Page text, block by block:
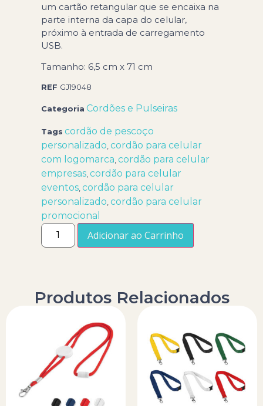
um cartão retangular que se encaixa na
parte interna da capa do celular,
próximo à entrada de carregamento
USB.
Tamanho: 6,5 cm x 71 cm
REF GJ19048
Categoria Cordões e Pulseiras
Tags cordão de pescoço
personalizado,cordão para celular
com logomarca,cordão para celular
empresas,cordão para celular
eventos,cordão para celular
personalizado,cordão para celular
promocional
Adicionar ao Carrinho
Produtos Relacionados